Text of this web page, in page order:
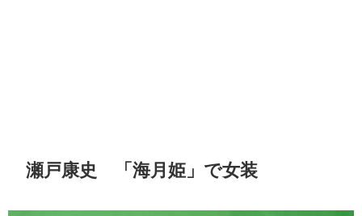
瀬戸康史 「海月姫」で女装